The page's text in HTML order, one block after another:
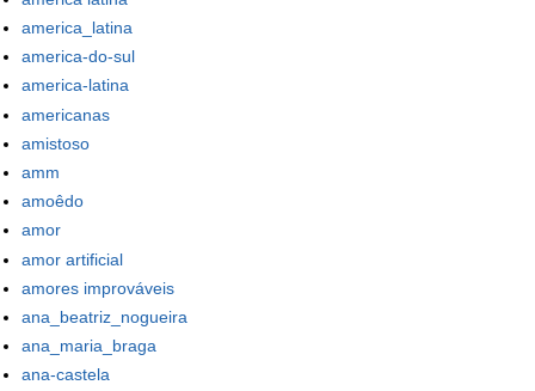
america_latina
america-do-sul
america-latina
americanas
amistoso
amm
amoêdo
amor
amor artificial
amores improváveis
ana_beatriz_nogueira
ana_maria_braga
ana-castela